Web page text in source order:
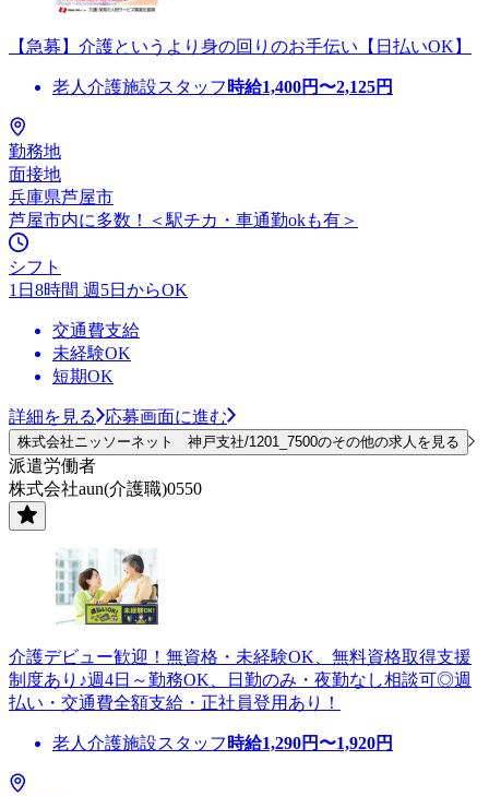
【急募】介護というより身の回りのお手伝い【日払いOK】
老人介護施設スタッフ 時給1,400円〜2,125円
勤務地
面接地
兵庫県芦屋市
芦屋市内に多数！＜駅チカ・車通勤okも有＞
シフト
1日8時間 週5日からOK
交通費支給
未経験OK
短期OK
詳細を見る 応募画面に進む
株式会社ニッソーネット 神戸支社/1201_7500のその他の求人を見る
派遣労働者
株式会社aun(介護職)0550
介護デビュー歓迎！無資格・未経験OK、無料資格取得支援
制度あり♪週4日～勤務OK、日勤のみ・夜勤なし相談可◎週
払い・交通費全額支給・正社員登用あり！
老人介護施設スタッフ 時給1,290円〜1,920円